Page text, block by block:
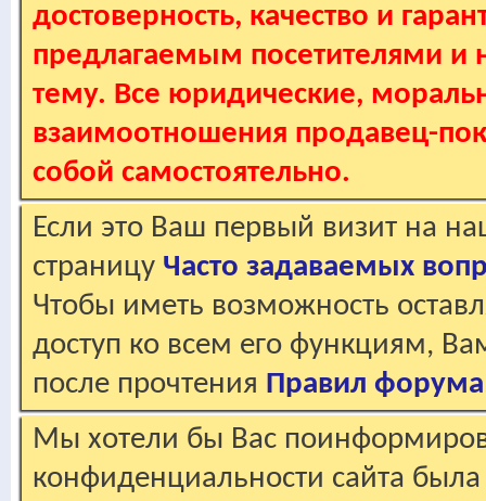
достоверность, качество и
предлагаемым посетителями и
тему. Все юридические,
взаимоотношения продавец-
собой самостоятельно.
Если это Ваш первый визит на
страницу Часто задаваемых
Чтобы иметь возможность
доступ ко всем его функциям,
после прочтения Правил форума
Мы хотели бы Вас
конфиденциальности сайта